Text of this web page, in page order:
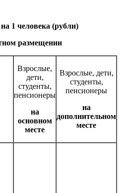
1 человека (рубли)
размещении
Взрослые,
дети,
студенты,
пенсионеры
на
основном
месте
Взрослые, дети,
студенты,
пенсионеры
на
дополнительном
месте